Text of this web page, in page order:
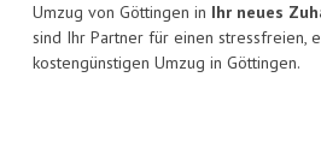
Umzug von Göttingen in Ihr neues
sind Ihr Partner für einen stressfreien,
kostengünstigen Umzug in Göttingen.